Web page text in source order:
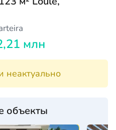
млн
неактуально
объекты